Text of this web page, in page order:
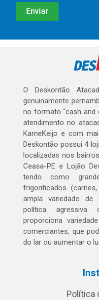
O Deskontão
genuinamente
no formato “cash and
atendimento no
KarneKeijo e com
Deskontão possui 4
localizadas nos
Ceasa-PE e Lojão
tendo como
frigorificados
ampla variedade de
política agressiva
proporciona
comerciantes, que
do lar ou aumentar o
Política